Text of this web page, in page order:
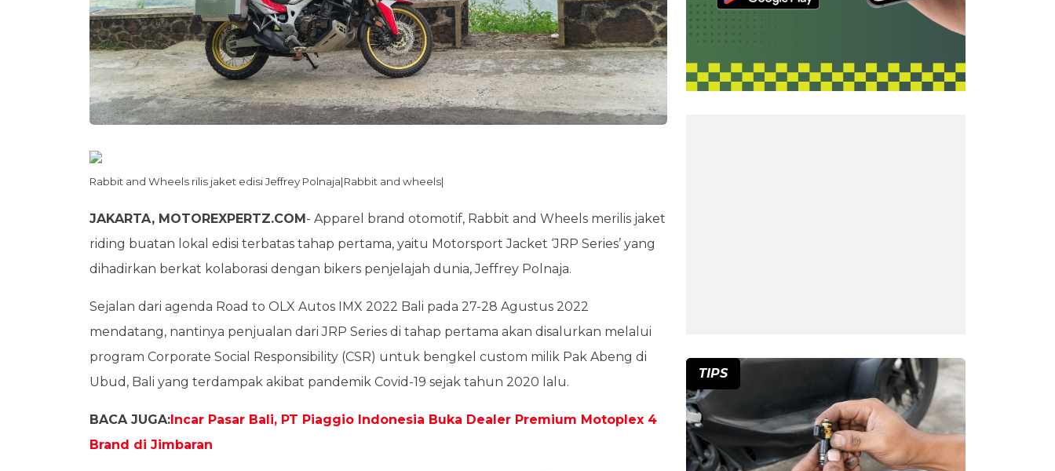
Rabbit and Wheels rilis jaket edisi Jeffrey Polnaja|Rabbit and wheels|
JAKARTA, MOTOREXPERTZ.COM - Apparel brand otomotif, Rabbit and Wheels merilis jaket
riding buatan lokal edisi terbatas tahap pertama, yaitu Motorsport Jacket ‘JRP Series’ yang
dihadirkan berkat kolaborasi dengan bikers penjelajah dunia, Jeffrey Polnaja.
Sejalan dari agenda Road to OLX Autos IMX 2022 Bali pada 27-28 Agustus 2022
mendatang, nantinya penjualan dari JRP Series di tahap pertama akan disalurkan melalui
program Corporate Social Responsibility (CSR) untuk bengkel custom milik Pak Abeng di
Ubud, Bali yang terdampak akibat pandemik Covid-19 sejak tahun 2020 lalu.
BACA JUGA: Incar Pasar Bali, PT Piaggio Indonesia Buka Dealer Premium Motoplex 4
Brand di Jimbaran
TIPS